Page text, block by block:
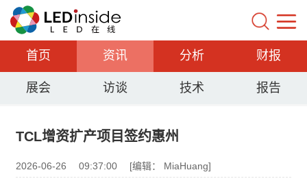
首页 资讯 分析 财报
展会 访谈 技术 报告
TCL增资扩产项目签约惠州
2026-06-26 09:37:00 [编辑： MiaHuang]